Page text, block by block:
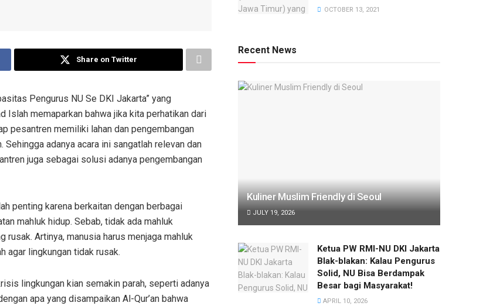
Share on Twitter
Pengurus NU Se DKI Jakarta” yang
Islah memaparkan bahwa jika kita perhatikan dari
pesantren memiliki lahan dan pengembangan
adanya acara ini sangatlah relevan dan
juga sebagai solusi adanya pengembangan
penting karena berkaitan dengan berbagai
mahluk hidup. Sebab, tidak ada mahluk
rusak. Artinya, manusia harus menjaga mahluk
agar lingkungan tidak rusak.
lingkungan kian semakin parah, seperti adanya
apa yang disampaikan Al-Qur’an bahwa
OCTOBER 13, 2021
Recent News
Kuliner Muslim Friendly di Seoul
JULY 19, 2026
Ketua PW RMI-NU DKI Jakarta
Blak-blakan: Kalau Pengurus
Solid, NU Bisa Berdampak
Besar bagi Masyarakat!
APRIL 10, 2026